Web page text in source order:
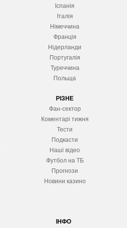
Іспанія
Італія
Німеччина
Франція
Нідерланди
Португалія
Туреччина
Польща
РІЗНЕ
Фан-сектор
Коментарі тижня
Тести
Подкасти
Наші відео
Футбол на ТБ
Прогнози
Новини казино
ІНФО